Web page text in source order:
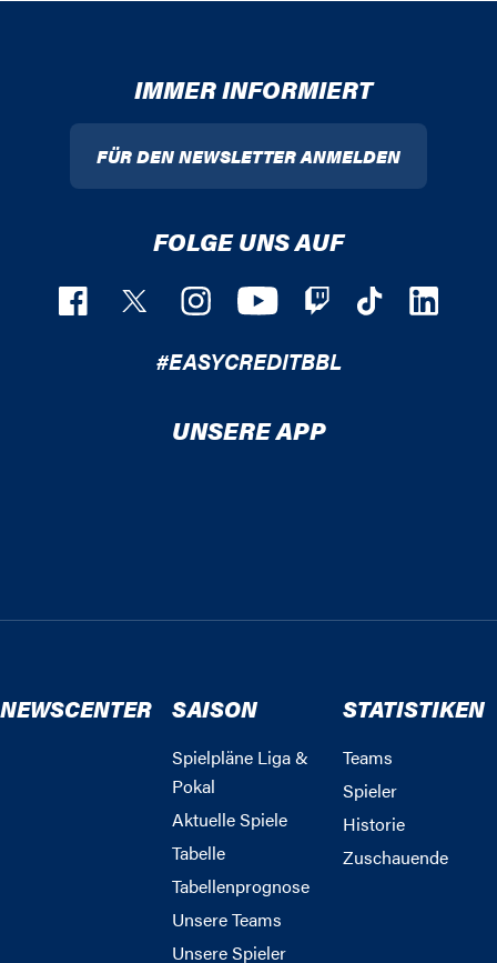
IMMER INFORMIERT
FÜR DEN NEWSLETTER ANMELDEN
FOLGE UNS AUF
#EASYCREDITBBL
UNSERE APP
NEWSCENTER SAISON
Spielpläne Liga &
Pokal
Aktuelle Spiele
Tabelle
Tabellenprognose
Unsere Teams
Unsere Spieler
STATISTIKEN
Teams
Spieler
Historie
Zuschauende